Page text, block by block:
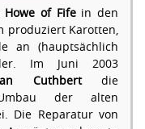
Howe of Fifein den
produziert Karotten,
an (hauptsächlich
Im Juni 2003
Cuthbertdie
der alten
Die Reparatur von